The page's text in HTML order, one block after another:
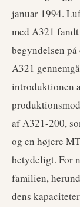
januar 1994.
med A321
begyndelsen
A321
introduktionen
af A321-200,
og en højere
betydeligt. For
familien,
dens